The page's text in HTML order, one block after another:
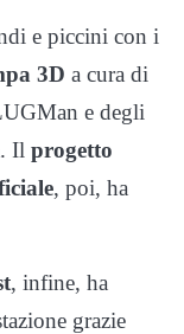
e piccini con i
3D a cura di
e degli
Il progetto
, poi, ha
, infine, ha
grazie